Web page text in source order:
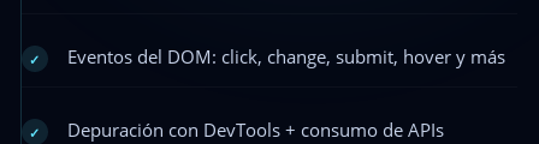
✓ Eventos del DOM: click, change, submit, hover y más
✓
Depuración con DevTools + consumo de APIs